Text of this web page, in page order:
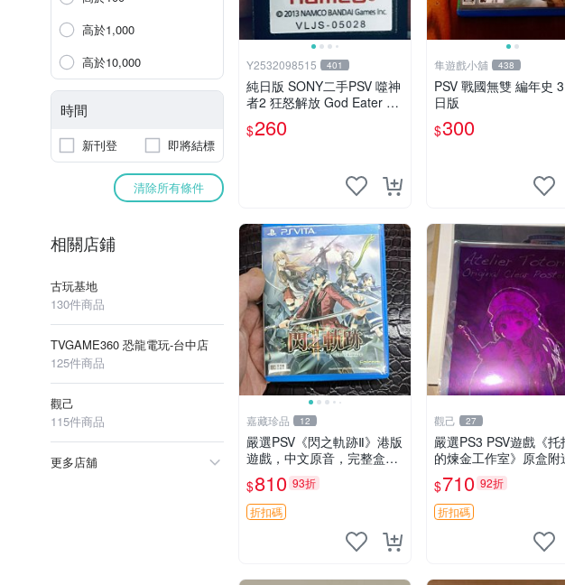
高於1,000
高於10,000
時間
新刊登 即將結標
清除所有條件
相關店鋪
古玩基地
130件商品
TVGAME360 恐龍電玩-台中店
125件商品
觀己
115件商品
更多店舖
Y2532098515 401
純日版 SONY二手PSV 噬神
者2 狂怒解放 God Eater 2
Rage Burst 純日版9成新現
貨馬上出
$260
隼遊戲小舖 438
PSV 戰國無雙 編年史
日版
$300
嘉藏珍品 12
嚴選PSV《閃之軌跡Ⅱ》港版
遊戲，中文原音，完整盒
説，實拍展示成色佳 閃之軌
跡Ⅱ PSV 港版 中文
$810 93折
折扣碼
觀己 27
嚴選PS3 PSV遊戲《托
的煉金工作室》原盒附
膠海報，未開封收藏版
莉 爐石 工作室
$710 92折
折扣碼